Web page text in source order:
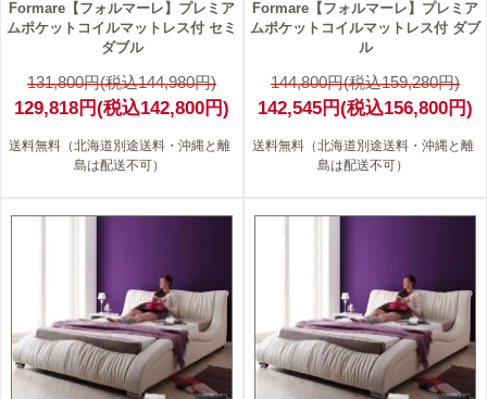
Formare【フォルマーレ】プレミア
ムポケットコイルマットレス付 セミ
ダブル
131,800円(税込144,980円)
129,818円(税込142,800円)
送料無料（北海道別途送料・沖縄と離
島は配送不可）
Formare【フォルマーレ】プレミア
ムポケットコイルマットレス付 ダブ
ル
144,800円(税込159,280円)
142,545円(税込156,800円)
送料無料（北海道別途送料・沖縄と離
島は配送不可）